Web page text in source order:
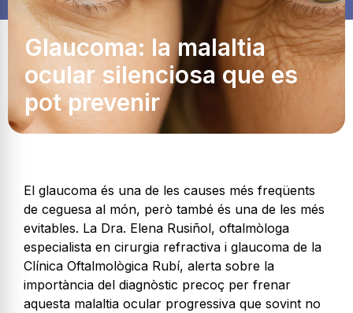
Glaucoma: la malaltia
ocular silenciosa que es
pot prevenir
El glaucoma és una de les causes més freqüents
de ceguesa al món, però també és una de les més
evitables. La Dra. Elena Rusiñol, oftalmòloga
especialista en cirurgia refractiva i glaucoma de la
Clínica Oftalmològica Rubí, alerta sobre la
importància del diagnòstic precoç per frenar
aquesta malaltia ocular progressiva que sovint no